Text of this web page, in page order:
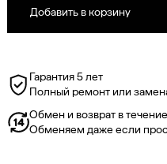
Гарантия 5 лет
Полный ремонт или
Обмен и возврат в
Обменяем даже если